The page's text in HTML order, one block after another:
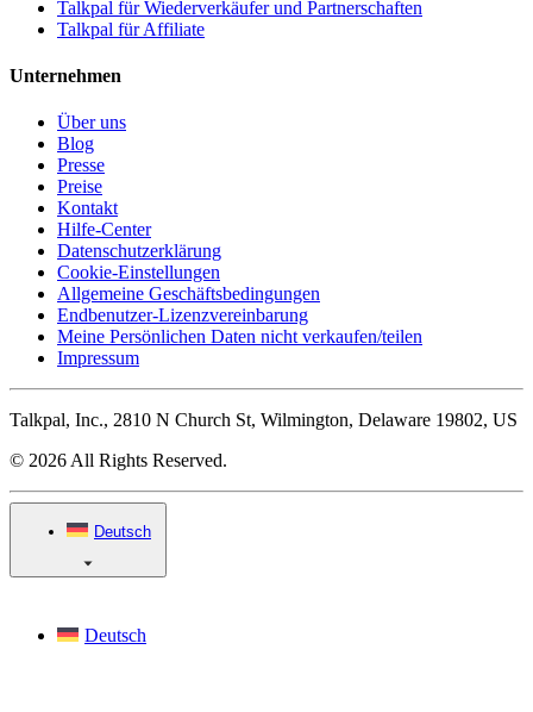
Talkpal für Wiederverkäufer und Partnerschaften
Talkpal für Affiliate
Unternehmen
Über uns
Blog
Presse
Preise
Kontakt
Hilfe-Center
Datenschutzerklärung
Cookie-Einstellungen
Allgemeine Geschäftsbedingungen
Endbenutzer-Lizenzvereinbarung
Meine Persönlichen Daten nicht verkaufen/teilen
Impressum
Talkpal, Inc., 2810 N Church St, Wilmington, Delaware 19802, US
© 2026 All Rights Reserved.
Deutsch
Deutsch